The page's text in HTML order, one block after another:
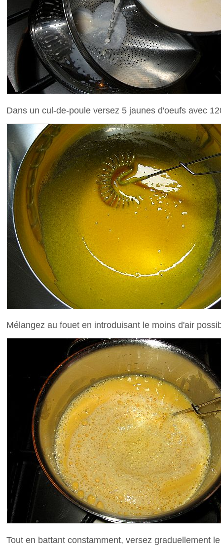
Dans un cul-de-poule versez 5 jaunes d'oeufs avec
Mélangez au fouet en introduisant le moins d'air
Tout en battant constamment, versez graduellement